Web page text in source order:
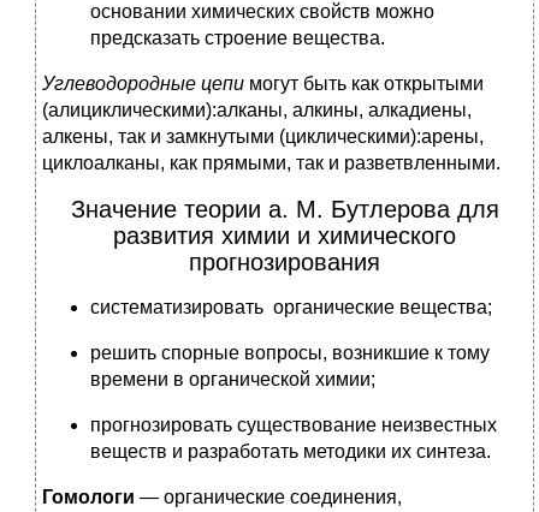
основании химических свойств можно
предсказать строение вещества.
Углеводородные цепи могут быть как открытыми
(алициклическими):алканы, алкины, алкадиены,
алкены, так и замкнутыми (циклическими):арены,
циклоалканы, как прямыми, так и разветвленными.
Значение теории а. М. Бутлерова для
развития химии и химического
прогнозирования
систематизировать органические вещества;
решить спорные вопросы, возникшие к тому
времени в органической химии;
прогнозировать существование неизвестных
веществ и разработать методики их синтеза.
Гомологи — органические соединения,